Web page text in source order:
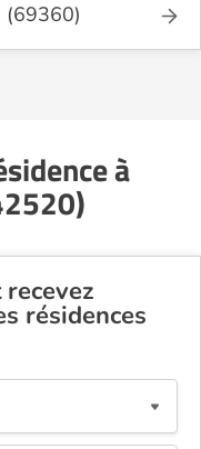
(69360)
à
résidences